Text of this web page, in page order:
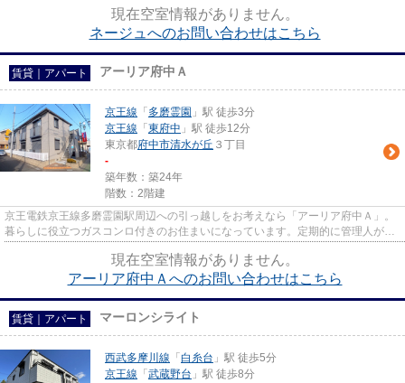
現在空室情報がありません。
ネージュへのお問い合わせはこちら
賃貸｜アパート アーリア府中Ａ
京王線 「 多磨霊園 」駅 徒歩3分
京王線 「 東府中 」駅 徒歩12分
東京都府中市清水が丘 ３丁目
-
築年数：築24年
階数：2階建
京王電鉄京王線多磨霊園駅周辺への引っ越しをお考えなら「アーリア府中Ａ」。
暮らしに役立つガスコンロ付きのお住まいになっています。定期的に管理人が巡
現在空室情報がありません。
アーリア府中Ａへのお問い合わせはこちら
賃貸｜アパート マーロンシライト
西武多摩川線 「 白糸台 」駅 徒歩5分
京王線 「 武蔵野台 」駅 徒歩8分